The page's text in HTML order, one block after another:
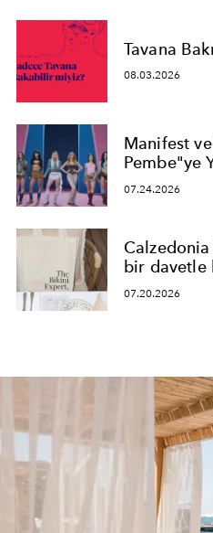
en yeni seçkisiyle bu imza
Tavana
08.03.2026
Manifest
Pembe"ye
07.24.2026
Calzedonia
bir davetle
07.20.2026